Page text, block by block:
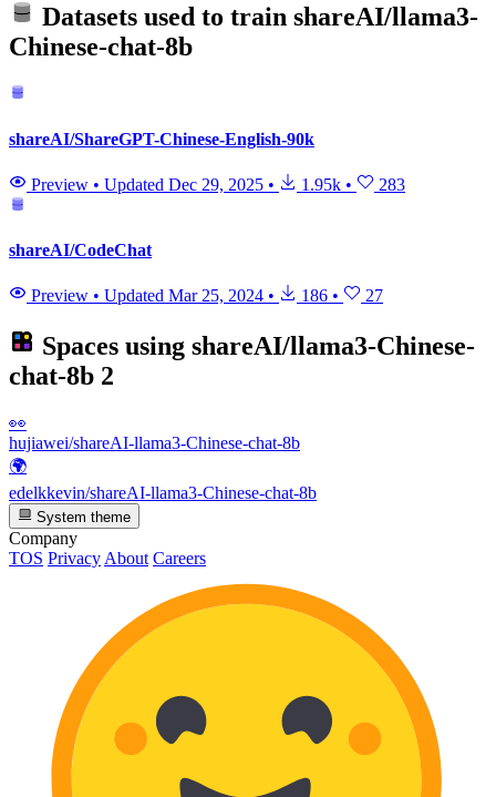
Datasets used to train shareAI/llama3-
Chinese-chat-8b
shareAI/ShareGPT-Chinese-English-90k
Preview • Updated Dec 29, 2025 • 1.95k • 283
shareAI/CodeChat
Preview • Updated Mar 25, 2024 • 186 • 27
Spaces using shareAI/llama3-Chinese-
chat-8b 2
👀
hujiawei/shareAI-llama3-Chinese-chat-8b
🌍
edelkkevin/shareAI-llama3-Chinese-chat-8b
System theme
Company
TOS Privacy About Careers